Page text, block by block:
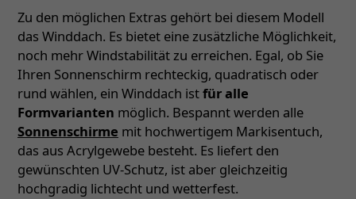
Zu den möglichen Extras gehört bei diesem Modell
das Winddach. Es bietet eine zusätzliche Möglichkeit,
noch mehr Windstabilität zu erreichen. Egal, ob Sie
Ihren Sonnenschirm rechteckig, quadratisch oder
rund wählen, ein Winddach istfür alle
Formvarianten möglich. Bespannt werden alle
Sonnenschirme mit hochwertigem Markisentuch,
das aus Acrylgewebe besteht. Es liefert den
gewünschten UV-Schutz, ist aber gleichzeitig
hochgradig lichtecht und wetterfest.